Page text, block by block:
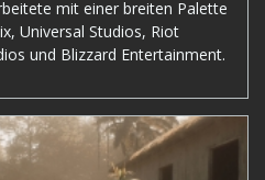
mit einer breiten Palette
Universal Studios, Riot
und Blizzard Entertainment.